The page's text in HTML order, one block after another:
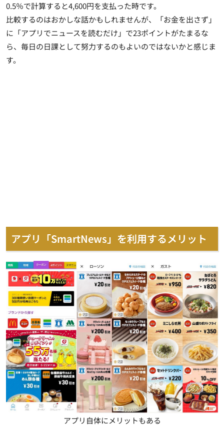
0.5％で計算すると4,600円を支払った時です。
比較するのはおかしな話かもしれませんが、「お金を出さず」
に「アプリでニュースを読むだけ」で23ポイントがたまるな
ら、毎日の日課として努力するのもよいのではないかと感じま
す。
アプリ「SmartNews」を利用するメリット
アプリ自体にメリットもある